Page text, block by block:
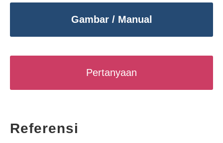
Gambar / Manual
Pertanyaan
Referensi